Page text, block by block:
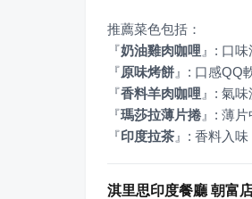
『奶油雞肉咖哩 』
『原味烤餅 』
『香料羊肉咖哩 』
『瑪莎拉薄片捲 』
『印度拉茶 』 : 香料入味
淇里思印度餐廳 朝富